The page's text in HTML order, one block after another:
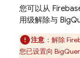
您可以从
用级解除与
注意 ：解除
您已设置向